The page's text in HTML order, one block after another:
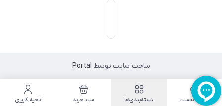
ساخت سایت توسط Portal
صفحه نخست دسته‌بندی‌ها سبد خرید ناحیه کاربری